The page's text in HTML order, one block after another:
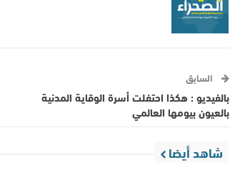
السابق
بالفيديو : هكذا احتفلت أسرة الوقاية المدنية
بالعيون بيومها العالمي
شاهد أيضا